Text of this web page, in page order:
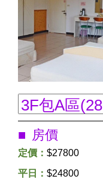
房價
定價： $27800
平日： $24800